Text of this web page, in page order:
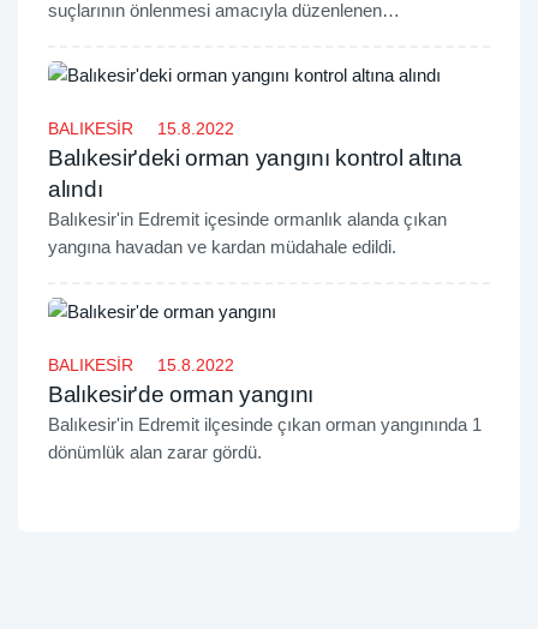
suçlarının önlenmesi amacıyla düzenlenen
BALIKESİR 15.8.2022
Balıkesir'deki orman yangını kontrol altına
alındı
Balıkesir'in Edremit içesinde ormanlık alanda çıkan
yangına havadan ve kardan müdahale edildi.
BALIKESİR 15.8.2022
Balıkesir'de orman yangını
​Balıkesir'in Edremit ilçesinde çıkan orman yangınında 1
dönümlük alan zarar gördü.